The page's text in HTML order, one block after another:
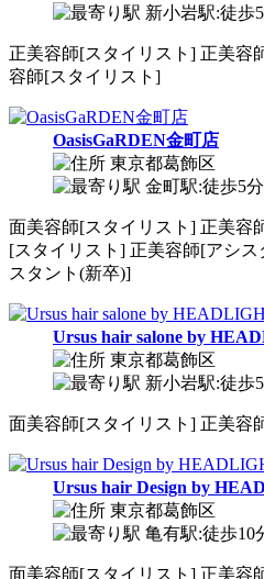
新小岩駅:徒歩
正美容師[スタイリスト] 正美容
容師[スタイリスト]
OasisGaRDEN金町店
東京都葛飾区
金町駅:徒歩5
面美容師[スタイリスト] 正美容
[スタイリスト] 正美容師[アシス
スタント(新卒)]
Ursus hair salone by
東京都葛飾区
新小岩駅:徒歩
面美容師[スタイリスト] 正美容
Ursus hair Design by
東京都葛飾区
亀有駅:徒歩10
面美容師[スタイリスト] 正美容